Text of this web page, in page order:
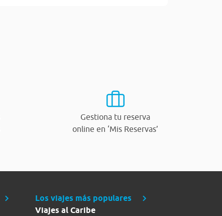
Gestiona tu reserva
online en ‘Mis Reservas’
Los viajes más populares
Viajes al Caribe